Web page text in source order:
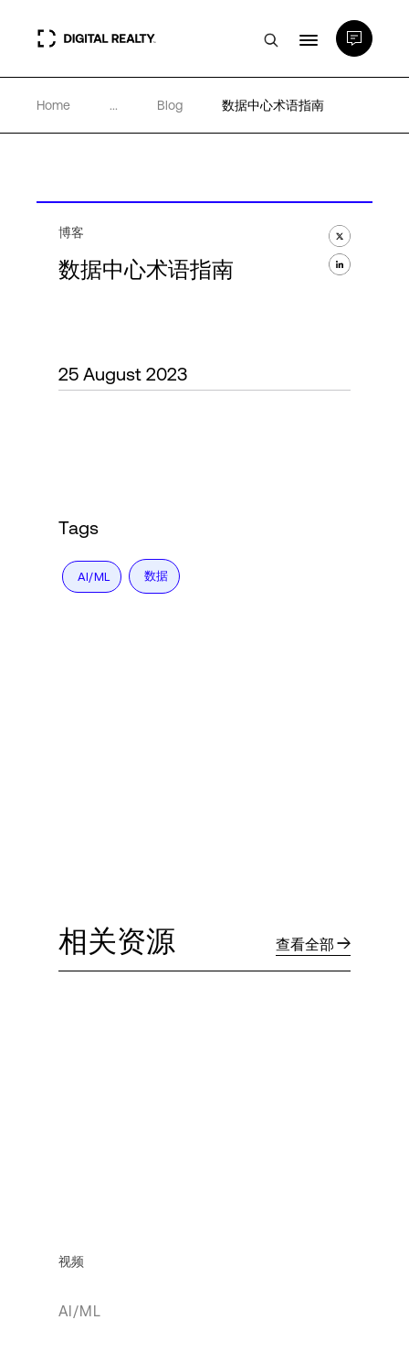
数据中心
合作伙伴
Home ... Blog 数据中心术语指南
博客
数据中心术语指南
25 August 2023
Tags
AI/ML 数据
相关资源 查看全部
视频
AI/ML